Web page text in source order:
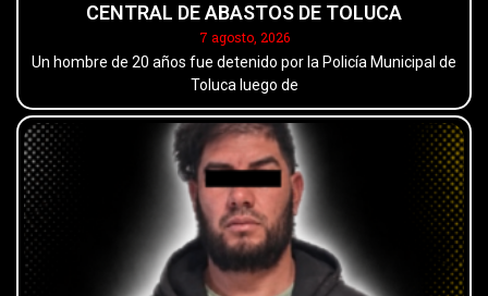
CENTRAL DE ABASTOS DE TOLUCA
7 agosto, 2026
Un hombre de 20 años fue detenido por la Policía Municipal de
Toluca luego de